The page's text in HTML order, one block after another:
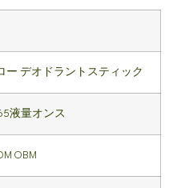
ー デオドラントスティック
液量オンス
OBM